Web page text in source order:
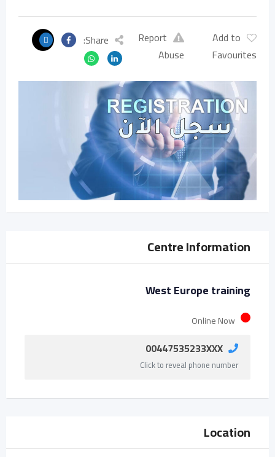
Add to
Favourites
Report
Abuse
Share:
Centre Information
West Europe training
Online Now
00447535233XXX
Click to reveal phone number
Location